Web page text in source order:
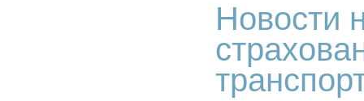
Новости